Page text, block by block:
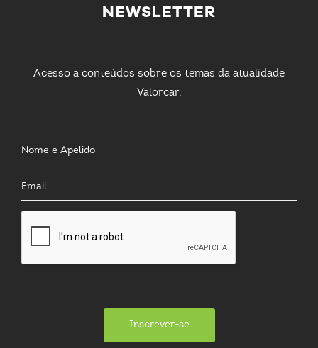
NEWSLETTER
Acesso a conteúdos sobre os temas da atualidade
Valorcar.
Inscrever-se